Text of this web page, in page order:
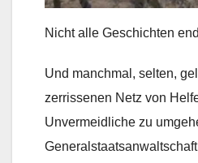
Nicht alle Geschichten
Und manchmal, selten,
zerrissenen Netz von
Unvermeidliche zu